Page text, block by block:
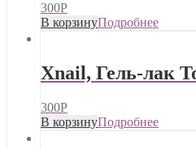
300Р
В корзинуПодробнее
Xnail, Гель-лак
300Р
В корзинуПодробнее